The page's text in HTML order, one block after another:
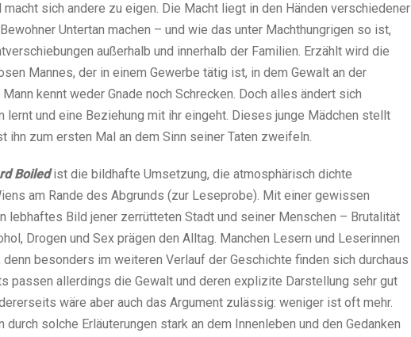
sich andere zu eigen. Die Macht liegt in den Händen verschiedener
Untertan machen – und wie das unter Machthungrigen so ist,
außerhalb und innerhalb der Familien. Erzählt wird die
Mannes, der in einem Gewerbe tätig ist, in dem Gewalt an der
kennt weder Gnade noch Schrecken. Doch alles ändert sich
lernt und eine Beziehung mit ihr eingeht. Dieses junge Mädchen stellt
ihn zum ersten Mal an dem Sinn seiner Taten zweifeln.
Boiledist die bildhafte Umsetzung, die atmosphärisch dichte
am Rande des Abgrunds (zur Leseprobe). Mit einer gewissen
lebhaftes Bild jener zerrütteten Stadt und seiner Menschen – Brutalität
Drogen und Sex prägen den Alltag. Manchen Lesern und Leserinnen
besonders im weiteren Verlauf der Geschichte finden sich durchaus
passen allerdings die Gewalt und deren explizite Darstellung sehr gut
wäre aber auch das Argument zulässig: weniger ist oft mehr.
durch solche Erläuterungen stark an dem Innenleben und den Gedanken